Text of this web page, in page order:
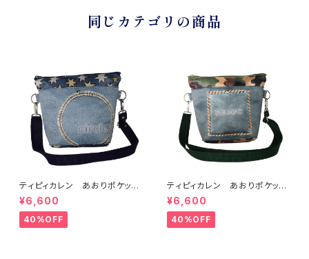
同じカテゴリの商品
ティピィカレン あおりポケット
サークルショルダーバッグ
¥6,600
40%OFF
ティピィカレン あおりポケット
スクエアショルダーバッグ
¥6,600
40%OFF